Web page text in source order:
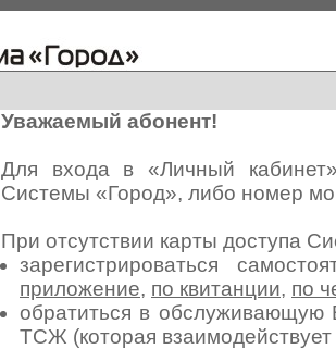
Уважаемый абонент!
Для входа в «Личный
Системы «Город», либо номер
При отсутствии карты доступа
зарегистрироваться
приложение, по квитанции, по
обратиться в
ТСЖ (которая